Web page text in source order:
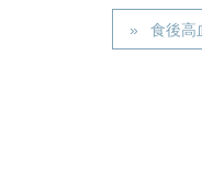
食後高